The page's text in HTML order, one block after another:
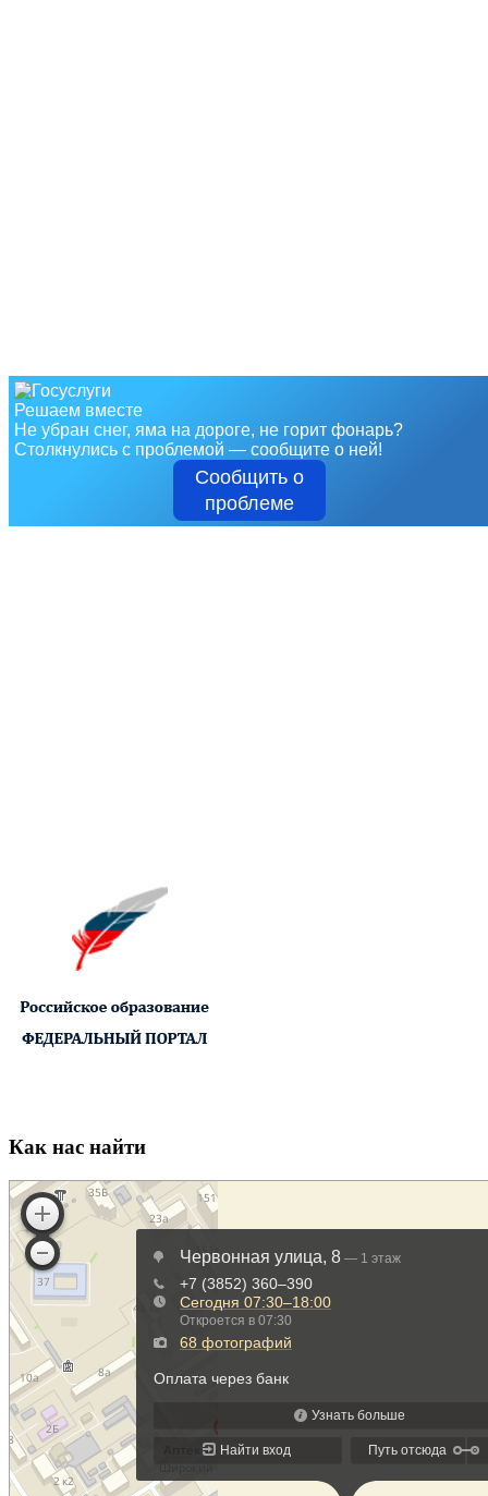
Решаем вместе
Не убран снег, яма на дороге, не горит фонарь?
Столкнулись с проблемой — сообщите о ней!
Сообщить о
проблеме
Как нас найти